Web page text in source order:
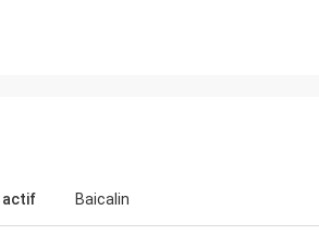
actif Baicalin